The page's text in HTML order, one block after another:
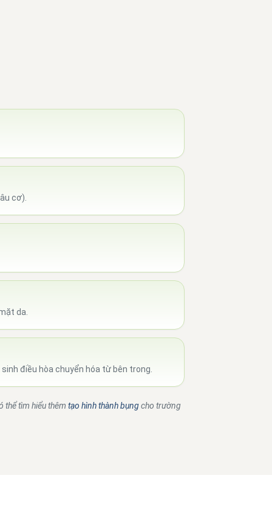
cơ).
da.
điều hòa chuyển hóa từ bên trong.
thể tìm hiểu thêm tạo hình thành bụngcho trường